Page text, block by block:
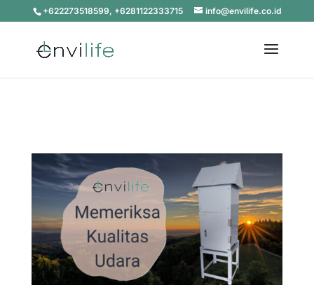
+622273518599, +6281122333715 info@envilife.co.id